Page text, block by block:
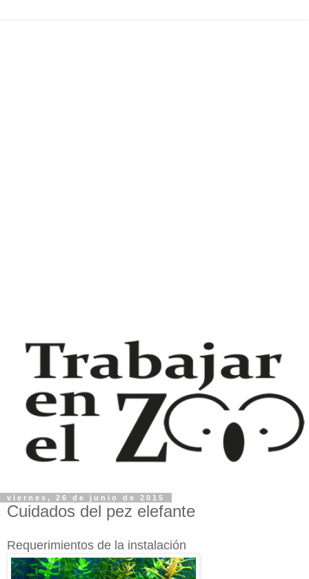
viernes, 26 de junio de 2015
Cuidados del pez elefante
Requerimientos de la instalación